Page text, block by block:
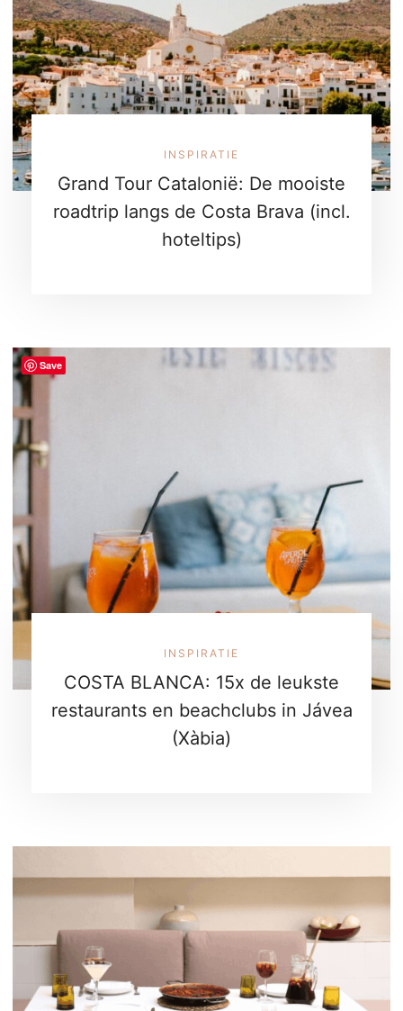
INSPIRATIE
Grand Tour Catalonië: De mooiste
roadtrip langs de Costa Brava (incl.
hoteltips)
INSPIRATIE
COSTA BLANCA: 15x de leukste
restaurants en beachclubs in Jávea
(Xàbia)
Save